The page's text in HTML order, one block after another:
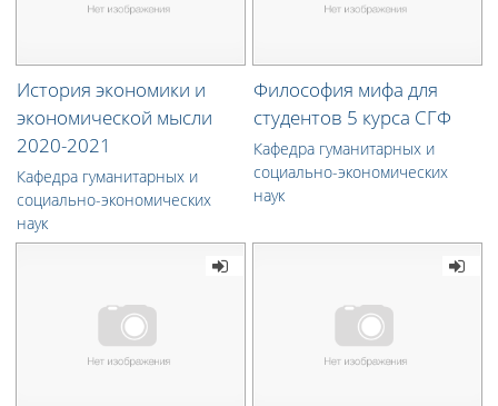
История экономики и
экономической мысли
2020-2021
Кафедра гуманитарных и
социально-экономических
наук
Философия мифа для
студентов 5 курса СГФ
Кафедра гуманитарных и
социально-экономических
наук